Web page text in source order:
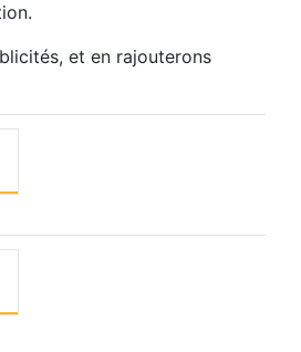
et en rajouterons